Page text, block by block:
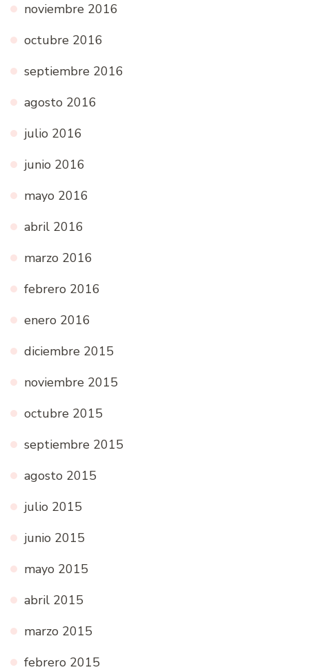
noviembre 2016
octubre 2016
septiembre 2016
agosto 2016
julio 2016
junio 2016
mayo 2016
abril 2016
marzo 2016
febrero 2016
enero 2016
diciembre 2015
noviembre 2015
octubre 2015
septiembre 2015
agosto 2015
julio 2015
junio 2015
mayo 2015
abril 2015
marzo 2015
febrero 2015